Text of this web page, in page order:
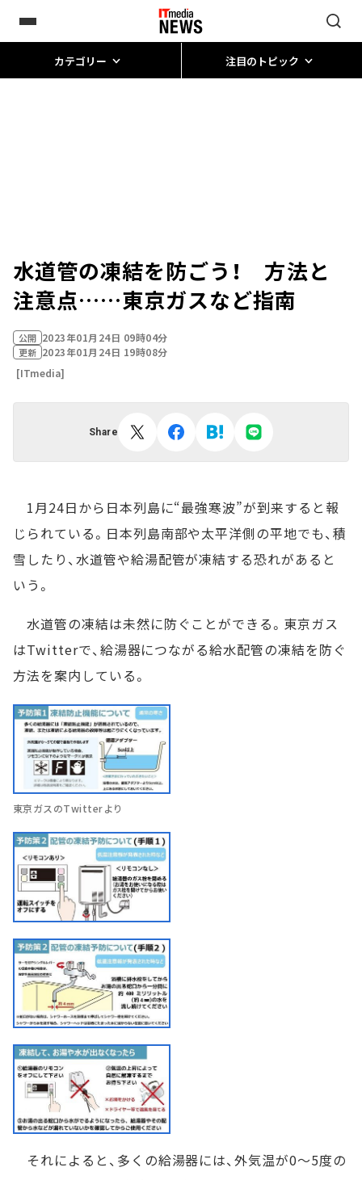
カテゴリー 注目のトピック
水道管の凍結を防ごう！ 方法と
注意点……東京ガスなど指南
公開 2023年01月24日 09時04分
更新 2023年01月24日 19時08分
[ITmedia]
Share
1月24日から日本列島に“最強寒波”が到来すると報
じられている。日本列島南部や太平洋側の平地でも、積
雪したり、水道管や給湯配管が凍結する恐れがあると
いう。
水道管の凍結は未然に防ぐことができる。東京ガス
はTwitterで、給湯器につながる給水配管の凍結を防ぐ
方法を案内している。
東京ガスのTwitterより
それによると、多くの給湯器には、外気温が0～5度の